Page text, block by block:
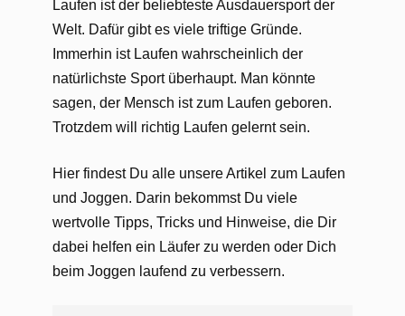
Laufen ist der beliebteste Ausdauersport der
Welt. Dafür gibt es viele triftige Gründe.
Immerhin ist Laufen wahrscheinlich der
natürlichste Sport überhaupt. Man könnte
sagen, der Mensch ist zum Laufen geboren.
Trotzdem will richtig Laufen gelernt sein.
Hier findest Du alle unsere Artikel zum Laufen
und Joggen. Darin bekommst Du viele
wertvolle Tipps, Tricks und Hinweise, die Dir
dabei helfen ein Läufer zu werden oder Dich
beim Joggen laufend zu verbessern.